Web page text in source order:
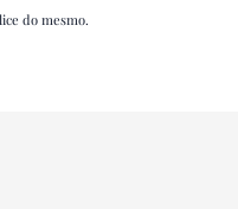
do mesmo.